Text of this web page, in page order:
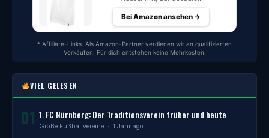
Bei Amazon ansehen →
* Affiliate-Links. Als Amazon-Partner verdienen wir an qualifizierten
Verkäufen. Für dich entstehen keine Mehrkosten.
VIEL GELESEN
01 1. FC Nürnberg: Der Traditionsverein früher und heute
Große Fußballvereine · 1 Jahr ago